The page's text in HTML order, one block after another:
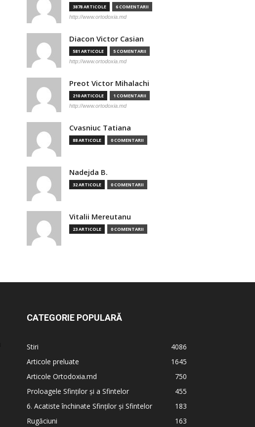
3878 ARTICOLE 6 COMENTARII
http://www.ortodoxia.md
Diacon Victor Casian
581 ARTICOLE 5 COMENTARII
http://www.ortodoxia.md
Preot Victor Mihalachi
210 ARTICOLE 1 COMENTARII
http://www.ortodoxia.md
Cvasniuc Tatiana
88 ARTICOLE 0 COMENTARII
Nadejda B.
32 ARTICOLE 0 COMENTARII
Vitalii Mereutanu
23 ARTICOLE 0 COMENTARII
CATEGORIE POPULARĂ
Stiri
4086
Articole preluate
1645
Articole Ortodoxia.md
750
Proloagele Sfinților și a Sfintelor
455
6. Acatiste închinate Sfinților și Sfintelor
183
Rugăciuni
163